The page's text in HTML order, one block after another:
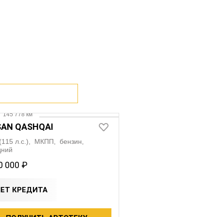
145 778 км
QASHQAI
л.с.), МКПП, бензин,
000 ₽
КРЕДИТА